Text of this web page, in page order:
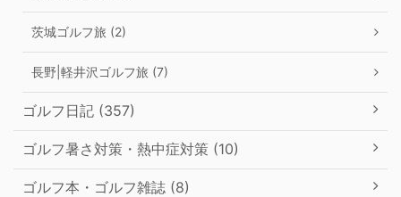
茨城ゴルフ旅 (2)
長野|軽井沢ゴルフ旅 (7)
ゴルフ日記 (357)
ゴルフ暑さ対策・熱中症対策 (10)
ゴルフ本・ゴルフ雑誌 (8)